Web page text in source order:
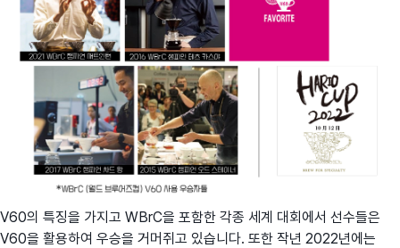
V60의 특징을 가지고 WBrC을 포함한 각종 세계 대회에서 선수들은
V60을 활용하여 우승을 거머쥐고 있습니다. 또한 작년 2022년에는